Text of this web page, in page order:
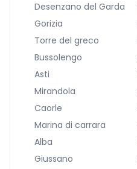
Desenzano del Garda
Gorizia
Torre del greco
Bussolengo
Asti
Mirandola
Caorle
Marina di carrara
Alba
Giussano